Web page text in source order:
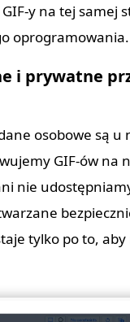
y na tej samej
oprogramowania.
i prywatne
osobowe są u
GIF-ów na
nie
tylko po to, aby